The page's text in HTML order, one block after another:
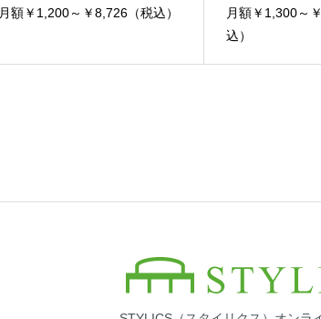
月額￥1,200～￥8,726（税込）
月額￥1,300～
込）